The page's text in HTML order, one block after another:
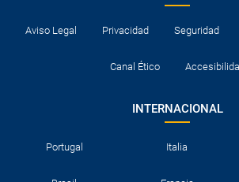
Aviso Legal Privacidad Seguridad
Canal Ético
INTERNACIONAL
Portugal Italia